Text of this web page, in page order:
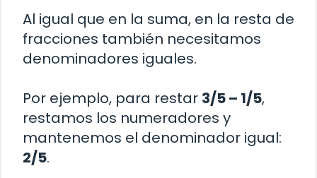
Al igual que en la suma, en la resta de
fracciones también necesitamos
denominadores iguales.
Por ejemplo, para restar 3/5 – 1/5,
restamos los numeradores y
mantenemos el denominador igual:
2/5.